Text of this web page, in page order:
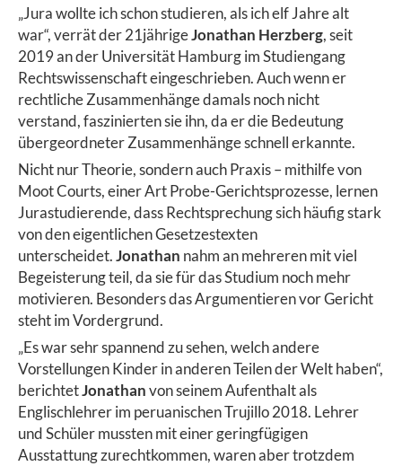
„Jura wollte ich schon studieren, als ich elf Jahre alt
war“, verrät der 21jährigeJonathan Herzberg, seit
2019 an der Universität Hamburg im Studiengang
Rechtswissenschaft eingeschrieben. Auch wenn er
rechtliche Zusammenhänge damals noch nicht
verstand, faszinierten sie ihn, da er die Bedeutung
übergeordneter Zusammenhänge schnell erkannte.
Nicht nur Theorie, sondern auch Praxis – mithilfe von
Moot Courts, einer Art Probe-Gerichtsprozesse, lernen
Jurastudierende, dass Rechtsprechung sich häufig stark
von den eigentlichen Gesetzestexten
unterscheidet.Jonathan nahm an mehreren mit viel
Begeisterung teil, da sie für das Studium noch mehr
motivieren. Besonders das Argumentieren vor Gericht
steht im Vordergrund.
„Es war sehr spannend zu sehen, welch andere
Vorstellungen Kinder in anderen Teilen der Welt haben“,
berichtetJonathanvon seinem Aufenthalt als
Englischlehrer im peruanischen Trujillo 2018. Lehrer
und Schüler mussten mit einer geringfügigen
Ausstattung zurechtkommen, waren aber trotzdem